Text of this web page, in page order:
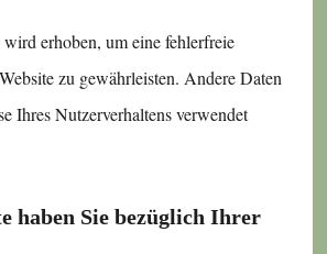
erhoben, um eine fehlerfreie
zu gewährleisten. Andere Daten
Ihres Nutzerverhaltens verwendet
haben Sie bezüglich Ihrer